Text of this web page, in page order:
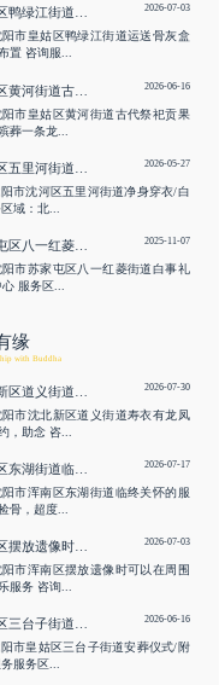
辽宁省沈阳市皇姑区鸭绿江街道运送骨灰盒的流程是什么？灵堂布置 咨询服务 2026-07-03
市皇姑区鸭绿江街道运送骨灰盒
置 咨询服...
2026-06-16
市皇姑区黄河街道古代祭祀贡果
葬一条龙...
2026-05-27
市沈河区五里河街道净身穿衣/白
域：北...
2025-11-07
市苏家屯区八一红菱街道白事礼
服务区...
缘
with Buddha
2026-07-30
市沈北新区道义街道寿衣有龙凤
，助念 咨...
2026-07-17
市浑南区东湖街道临终关怀的服
骨，超度...
2026-07-03
市浑南区摆放遗像时可以在周围
服务 咨询...
2026-06-16
市皇姑区三台子街道安葬仪式/附
服务区...